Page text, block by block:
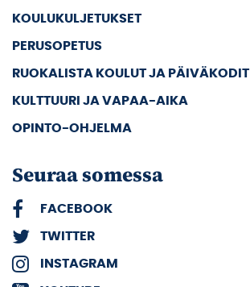
KOULUKULJETUKSET
PERUSOPETUS
RUOKALISTA KOULUT JA PÄIVÄKODIT
KULTTUURI JA VAPAA-AIKA
OPINTO-OHJELMA
Seuraa somessa
FACEBOOK
TWITTER
INSTAGRAM